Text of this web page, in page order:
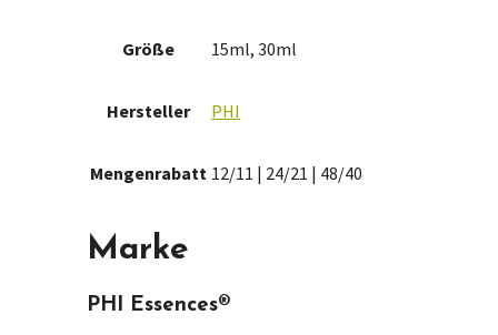
Größe 15ml, 30ml
Hersteller PHI
Mengenrabatt 12/11 | 24/21 | 48/40
Marke
PHI Essences®